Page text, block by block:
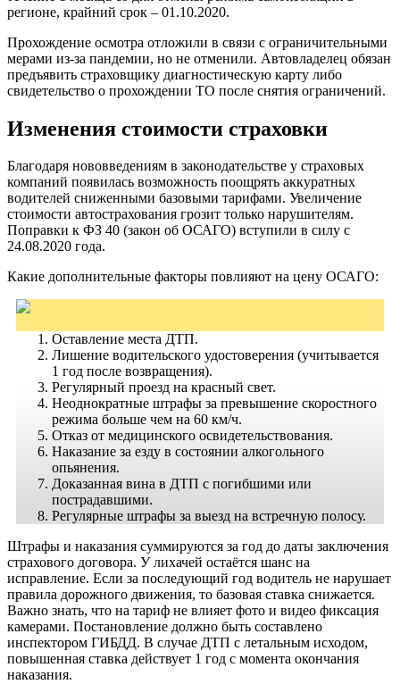
регионе, крайний срок – 01.10.2020.
Прохождение осмотра отложили в связи с ограничительными
мерами из-за пандемии, но не отменили. Автовладелец обязан
предъявить страховщику диагностическую карту либо
свидетельство о прохождении ТО после снятия ограничений.
Изменения стоимости страховки
Благодаря нововведениям в законодательстве у страховых
компаний появилась возможность поощрять аккуратных
водителей сниженными базовыми тарифами. Увеличение
стоимости автострахования грозит только нарушителям.
Поправки к ФЗ 40 (закон об ОСАГО) вступили в силу с
24.08.2020 года.
Какие дополнительные факторы повлияют на цену ОСАГО:
Оставление места ДТП.
Лишение водительского удостоверения (учитывается
1 год после возвращения).
Регулярный проезд на красный свет.
Неоднократные штрафы за превышение скоростного
режима больше чем на 60 км/ч.
Отказ от медицинского освидетельствования.
Наказание за езду в состоянии алкогольного
опьянения.
Доказанная вина в ДТП с погибшими или
пострадавшими.
Регулярные штрафы за выезд на встречную полосу.
Штрафы и наказания суммируются за год до даты заключения
страхового договора. У лихачей остаётся шанс на
исправление. Если за последующий год водитель не нарушает
правила дорожного движения, то базовая ставка снижается.
Важно знать, что на тариф не влияет фото и видео фиксация
камерами. Постановление должно быть составлено
инспектором ГИБДД. В случае ДТП с летальным исходом,
повышенная ставка действует 1 год с момента окончания
наказания.